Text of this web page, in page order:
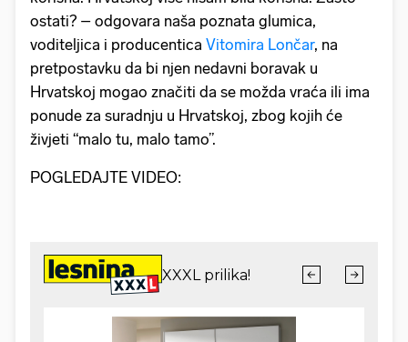
ostati? – odgovara naša poznata glumica,
voditeljica i producentica Vitomira Lončar, na
pretpostavku da bi njen nedavni boravak u
Hrvatskoj mogao značiti da se možda vraća ili ima
ponude za suradnju u Hrvatskoj, zbog kojih će
živjeti “malo tu, malo tamo”.
POGLEDAJTE VIDEO: